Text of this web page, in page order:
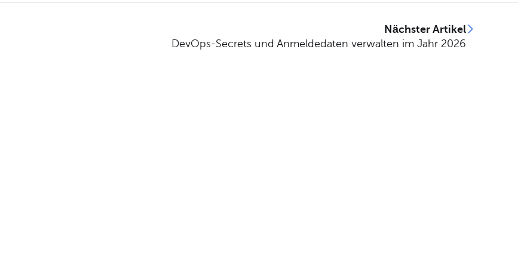
Nächster Artikel
DevOps-Secrets und Anmeldedaten verwalten im Jahr 2026